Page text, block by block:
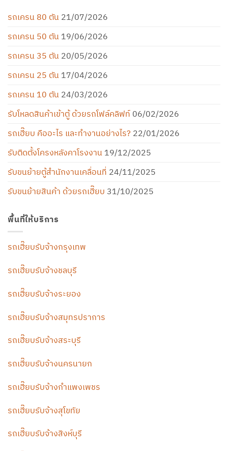
รถเครน 80 ตัน 21/07/2026
รถเครน 50 ตัน 19/06/2026
รถเครน 35 ตัน 20/05/2026
รถเครน 25 ตัน 17/04/2026
รถเครน 10 ตัน 24/03/2026
รับโหลดสินค้าเข้าตู้ ด้วยรถโฟล์คลิฟท์ 06/02/2026
รถเฮี๊ยบ คืออะไร และทำงานอย่างไร? 22/01/2026
รับติดตั้งโครงหลังคาโรงงาน 19/12/2025
รับขนย้ายตู้สำนักงานเคลื่อนที่ 24/11/2025
รับขนย้ายสินค้า ด้วยรถเฮี๊ยบ 31/10/2025
พื้นที่ให้บริการ
รถเฮี๊ยบรับจ้างกรุงเทพ
รถเฮี๊ยบรับจ้างชลบุรี
รถเฮี๊ยบรับจ้างระยอง
รถเฮี๊ยบรับจ้างสมุทรปราการ
รถเฮี๊ยบรับจ้างสระบุรี
รถเฮี๊ยบรับจ้างนครนายก
รถเฮี๊ยบรับจ้างกำแพงเพชร
รถเฮี๊ยบรับจ้างสุโขทัย
รถเฮี๊ยบรับจ้างสิงห์บุรี